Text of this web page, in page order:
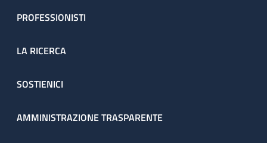
PROFESSIONISTI
LA RICERCA
SOSTIENICI
AMMINISTRAZIONE TRASPARENTE